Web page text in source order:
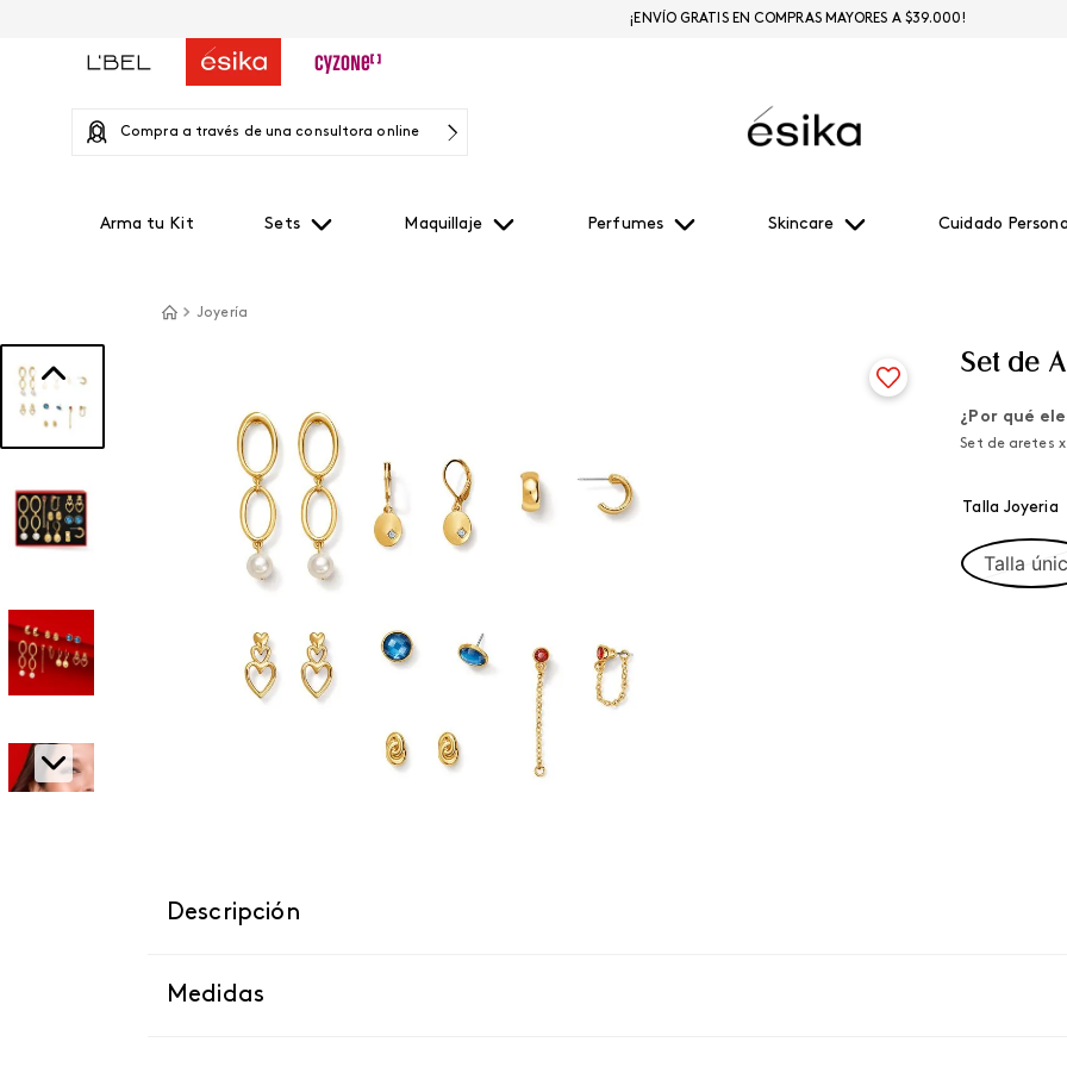
Compra a través de una consultora online
Arma tu Kit Sets Maquillaje Perfumes Skincare Cuidado
¡ENVÍO GRATIS EN COMPRAS MAYORES A $39.000!
Joyería
Set de
¿Por qué
Set de aretes
Talla Joyeria
Talla
Descripción
Medidas